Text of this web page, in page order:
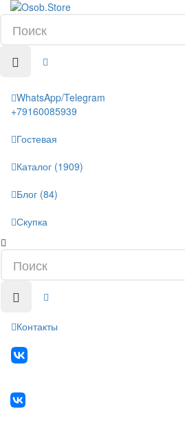
WhatsApp/Telegram
+79160085939
Гостевая
Каталог (1909)
Блог (84)
Скупка
Контакты